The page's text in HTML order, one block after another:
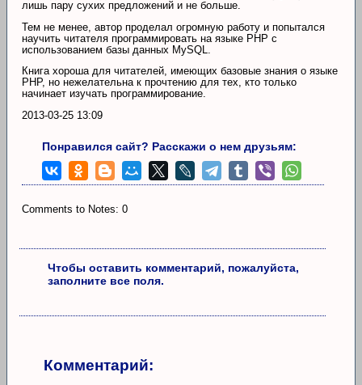
лишь пару сухих предложений и не больше.
Тем не менее, автор проделал огромную работу и попытался
научить читателя программировать на языке PHP с
использованием базы данных MySQL.
Книга хороша для читателей, имеющих базовые знания о языке
PHP, но нежелательна к прочтению для тех, кто только
начинает изучать программирование.
2013-03-25 13:09
Понравился сайт? Расскажи о нем друзьям:
Comments to Notes: 0
Чтобы оставить комментарий, пожалуйста,
заполните все поля.
Комментарий: